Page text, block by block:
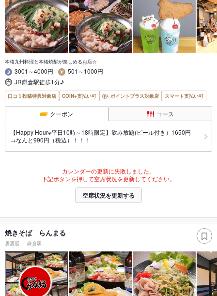
本格九州料理と本格焼酎が楽しめるお店☆
3001～4000円
501～1000円
JR鎌倉駅徒歩1分♪
口コミ投稿特典対象店 COIN+支払い可 ポイントプラス対象店 スマート支払い可
クーポン コース
【Happy Hour※平日10時～18時限定】飲み放題(ビール付き）1650円
→なんと990円（税込）！！！
カレンダーの更新に失敗しました。
下記ボタンを押して空席状況を更新してください。
空席状況を更新する
焼きそば らんまる
居酒屋 鎌倉駅